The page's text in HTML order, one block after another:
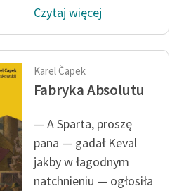
Czytaj więcej
Karel Čapek
Fabryka Absolutu
— A Sparta, proszę
pana — gadał Keval
jakby w łagodnym
natchnieniu — ogłosiła